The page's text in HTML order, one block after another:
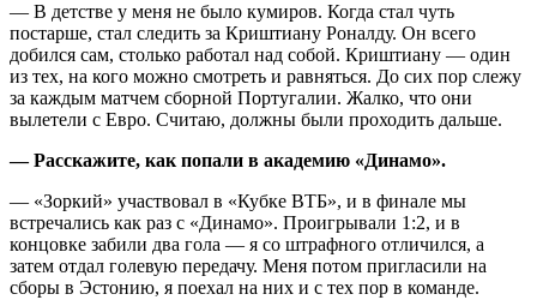
— В детстве у меня не было кумиров. Когда стал чуть
постарше, стал следить за Криштиану Роналду. Он всего
добился сам, столько работал над собой. Криштиану — один
из тех, на кого можно смотреть и равняться. До сих пор слежу
за каждым матчем сборной Португалии. Жалко, что они
вылетели с Евро. Считаю, должны были проходить дальше.
— Расскажите, как попали в академию «Динамо».
— «Зоркий» участвовал в «Кубке ВТБ», и в финале мы
встречались как раз с «Динамо». Проигрывали 1:2, и в
концовке забили два гола — я со штрафного отличился, а
затем отдал голевую передачу. Меня потом пригласили на
сборы в Эстонию, я поехал на них и с тех пор в команде.